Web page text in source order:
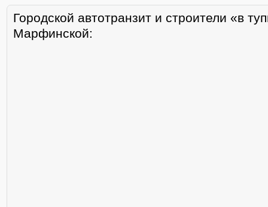
Городской автотранзит и строители «в
Марфинской: